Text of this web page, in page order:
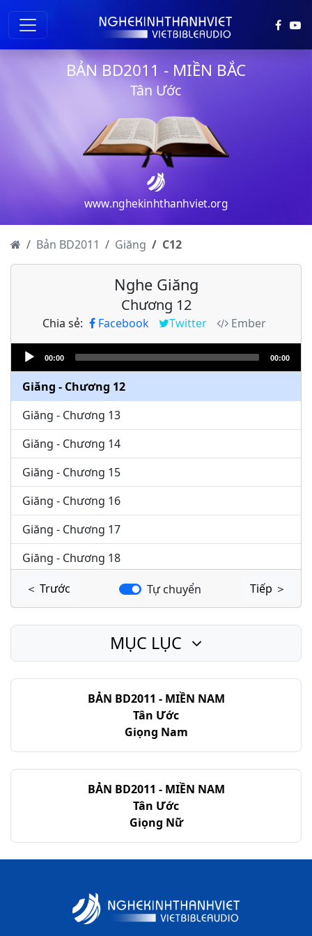
BẢN BD2011 - MIỀN BẮC
Tân Ước
www.nghekinhthanhviet.org
Bản BD2011 Giăng C12
Nghe Giăng
Chương 12
Chia sẻ: Facebook Twitter
Ember
Audio
Player
00:00 00:00
Giăng - Chương 1
Giăng - Chương 3
Giăng - Chương 4
Giăng - Chương 5
Giăng - Chương 7
Giăng - Chương 10
Giăng - Chương 11
Giăng - Chương 12
Giăng - Chương 13
Giăng - Chương 14
Giăng - Chương 15
Giăng - Chương 16
Giăng - Chương 17
Giăng - Chương 18
Giăng - Chương 19
Giăng - Chương 21
＜ Trước Tự chuyển Tiếp ＞
BẢN BD2011 - MIỀN NAM
Tân Ước
Giọng Nam
BẢN BD2011 - MIỀN NAM
Tân Ước
Giọng Nữ
MỤC LỤC